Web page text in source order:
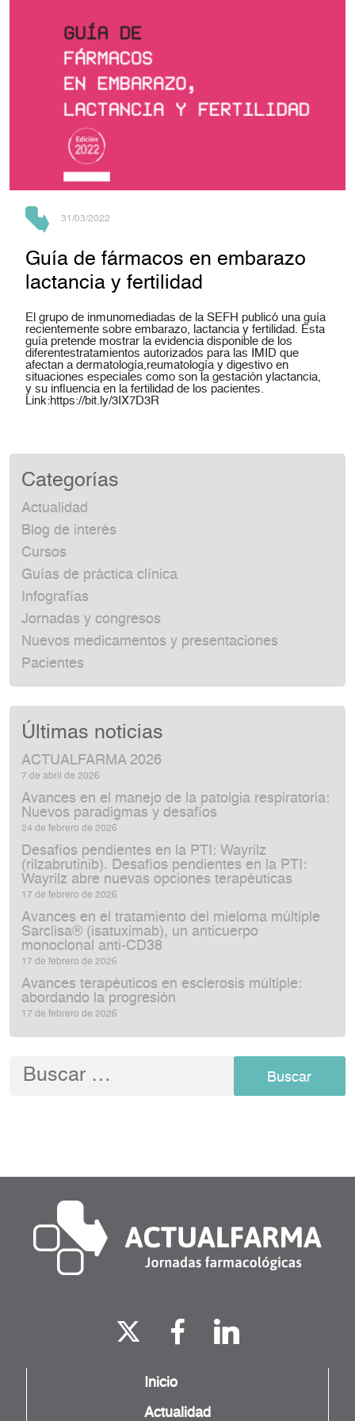
31/03/2022
Guía de fármacos en embarazo
lactancia y fertilidad
El grupo de inmunomediadas de la SEFH publicó una guía
recientemente sobre embarazo, lactancia y fertilidad. Esta
guía pretende mostrar la evidencia disponible de los
diferentestratamientos autorizados para las IMID que
afectan a dermatología,reumatología y digestivo en
situaciones especiales como son la gestación ylactancia,
y su influencia en la fertilidad de los pacientes.
Link:https://bit.ly/3IX7D3R
Categorías
Actualidad
Blog de interés
Cursos
Guías de práctica clínica
Infografías
Jornadas y congresos
Nuevos medicamentos y presentaciones
Pacientes
Últimas noticias
ACTUALFARMA 2026
7 de abril de 2026
Avances en el manejo de la patolgia respiratoria:
Nuevos paradigmas y desafíos
24 de febrero de 2026
Desafíos pendientes en la PTI: Wayrilz
(rilzabrutinib). Desafíos pendientes en la PTI:
Wayrilz abre nuevas opciones terapéuticas
17 de febrero de 2026
Avances en el tratamiento del mieloma múltiple
Sarclisa® (isatuximab), un anticuerpo
monoclonal anti‑CD38
17 de febrero de 2026
Avances terapéuticos en esclerosis múltiple:
abordando la progresión
17 de febrero de 2026
Buscar:
Inicio
Actualidad